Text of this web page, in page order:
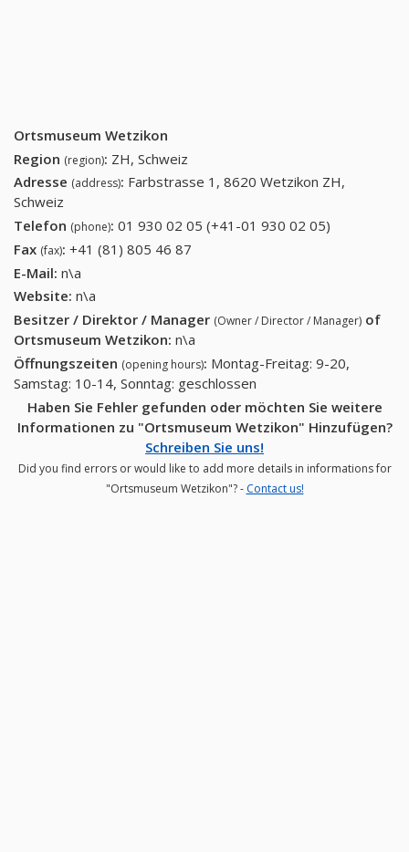
Ortsmuseum Wetzikon
Region (region): ZH, Schweiz
Adresse (address): Farbstrasse 1, 8620 Wetzikon ZH,
Schweiz
Telefon (phone): 01 930 02 05 (+41-01 930 02 05)
Fax (fax): +41 (81) 805 46 87
E-Mail: n\a
Website: n\a
Besitzer / Direktor / Manager (Owner / Director / Manager) of
Ortsmuseum Wetzikon: n\a
Öffnungszeiten (opening hours): Montag-Freitag: 9-20,
Samstag: 10-14, Sonntag: geschlossen
Haben Sie Fehler gefunden oder möchten Sie weitere
Informationen zu "Ortsmuseum Wetzikon" Hinzufügen?
Schreiben Sie uns!
Did you find errors or would like to add more details in informations for
"Ortsmuseum Wetzikon"? - Contact us!